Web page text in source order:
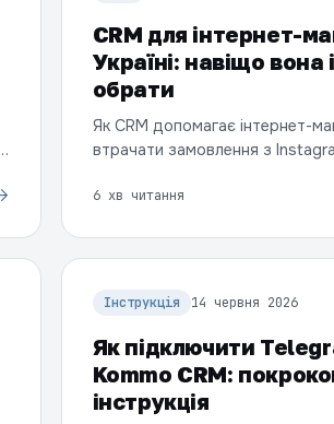
CRM для інтернет-
Україні: навіщо вона
обрати
Як CRM допомагає інтернет-
втрачати замовлення з
рутину. Що врахувати при
6 хв читання
Інструкція 14 червня 2026
Як підключити
Kommo CRM:
інструкція